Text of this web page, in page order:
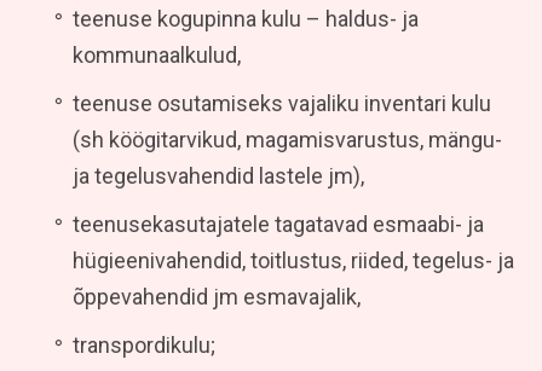
teenuse kogupinna kulu – haldus- ja
kommunaalkulud,
teenuse osutamiseks vajaliku inventari kulu
(sh köögitarvikud, magamisvarustus, mängu-
ja tegelusvahendid lastele jm),
teenusekasutajatele tagatavad esmaabi- ja
hügieenivahendid, toitlustus, riided, tegelus- ja
õppevahendid jm esmavajalik,
transpordikulu;